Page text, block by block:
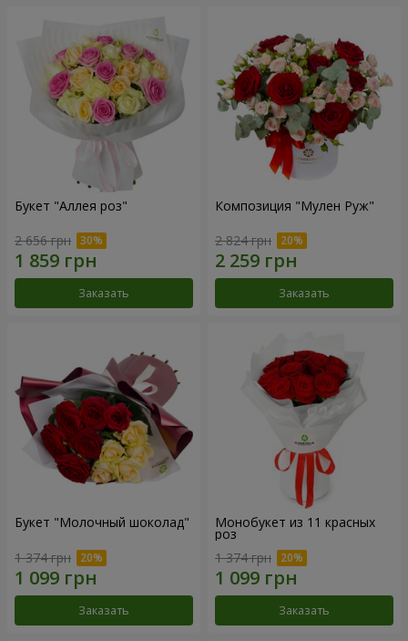
Букет "Аллея роз"
2 656 грн
Заказать
Композиция "Мулен Руж"
2 824 грн
Заказать
Букет "Молочный шоколад"
1 374 грн
Заказать
Монобукет из 11 красных
роз
1 374 грн
Заказать